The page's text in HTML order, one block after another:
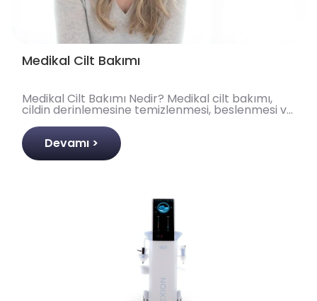
Medikal Cilt Bakımı
Medikal Cilt Bakımı Nedir? Medikal cilt bakımı,
cildin derinlemesine temizlenmesi, beslenmesi ve
cil..
Devamı >